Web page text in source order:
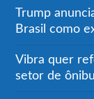
Trump
Brasil como
Vibra quer
setor de